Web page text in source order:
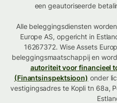
een geautoriseerde
Alle beleggingsdiensten
Europe AS, opgericht in
16267372. Wise Assets
beleggingsmaatschappij en
autoriteit voor financieel
(Finantsinspektsioon) onder
vestigingsadres te Kopli tn 68a,